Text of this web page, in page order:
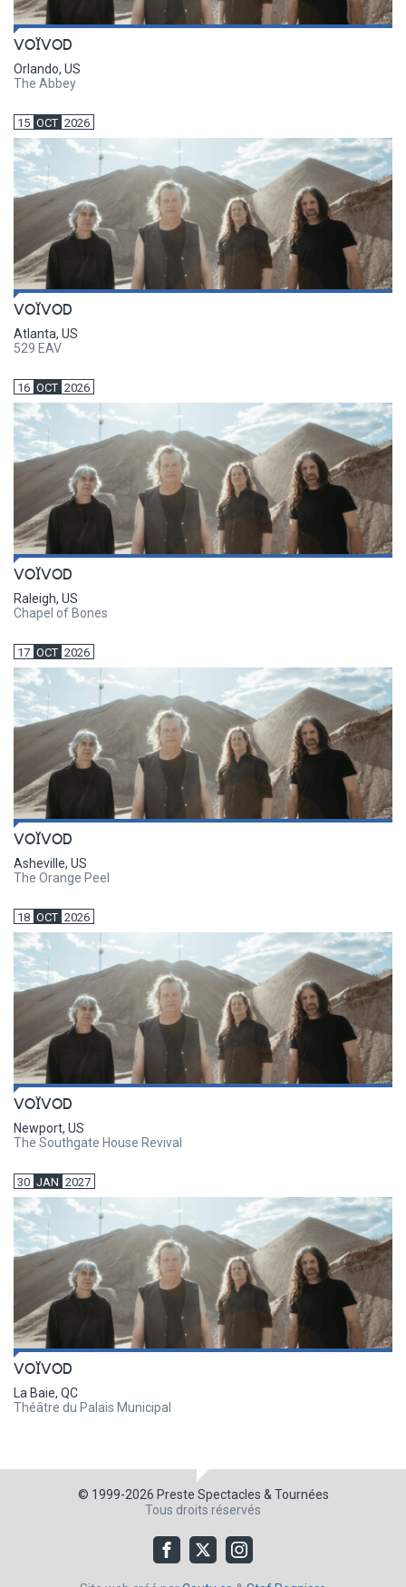
VOÏVOD
Orlando, US
The Abbey
15 OCT 2026
VOÏVOD
Atlanta, US
529 EAV
16 OCT 2026
VOÏVOD
Raleigh, US
Chapel of Bones
17 OCT 2026
VOÏVOD
Asheville, US
The Orange Peel
18 OCT 2026
VOÏVOD
Newport, US
The Southgate House Revival
30 JAN 2027
VOÏVOD
La Baie, QC
Théâtre du Palais Municipal
© 1999-2026 Preste Spectacles & Tournées
Tous droits réservés